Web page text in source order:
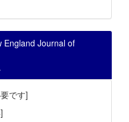
England Journal of
です]